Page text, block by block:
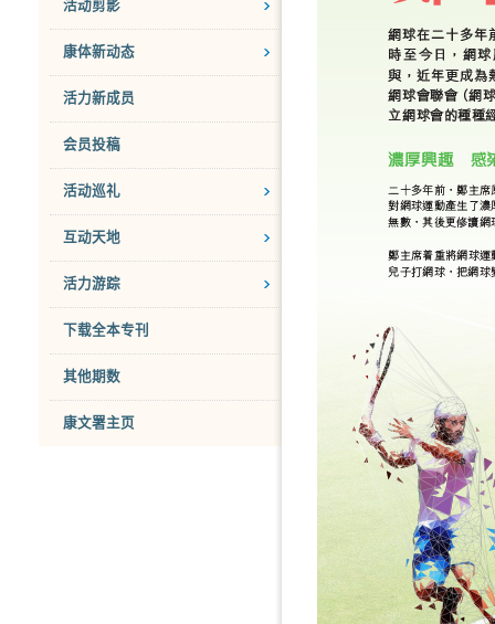
活动剪影
康体新动态
活力新成员
会员投稿
活动巡礼
互动天地
活力游踪
下载全本专刊
其他期数
康文署主页